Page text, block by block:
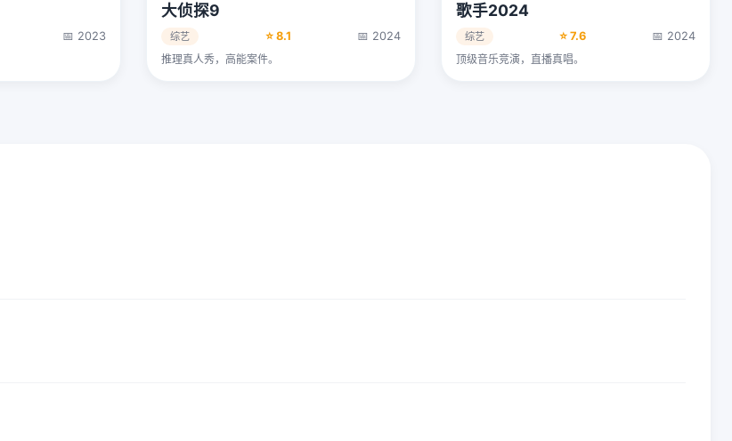
📅 2023
大侦探9
综艺 ⭐ 8.1
📅 2024
推理真人秀，高能案件。
歌手2024
综艺 ⭐ 7.6
📅 2024
顶级音乐竞演，直播真唱。